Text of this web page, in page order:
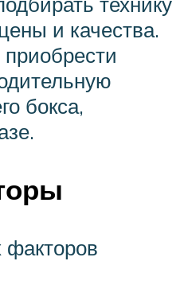
и качества.
бокса,